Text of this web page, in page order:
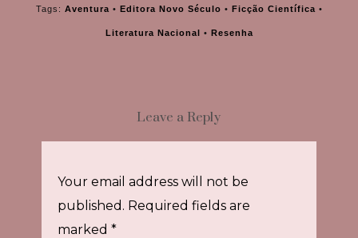
Tags: Aventura • Editora Novo Século • Ficção Científica •
Literatura Nacional • Resenha
Leave a Reply
Your email address will not be
published. Required fields are
marked *